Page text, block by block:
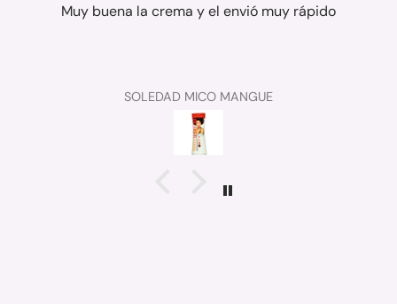
Muy buena la crema y el envió muy rápido
SOLEDAD MICO MANGUE